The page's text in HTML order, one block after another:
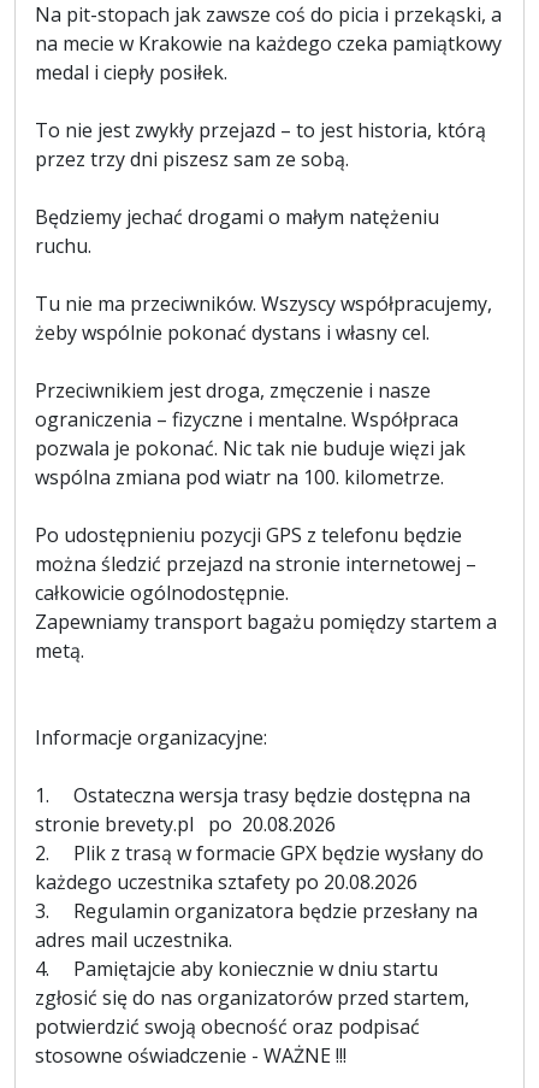
Na pit-stopach jak zawsze coś do picia i przekąski, a
na mecie w Krakowie na każdego czeka pamiątkowy
medal i ciepły posiłek.
To nie jest zwykły przejazd – to jest historia, którą
przez trzy dni piszesz sam ze sobą.
Będziemy jechać drogami o małym natężeniu
ruchu.
Tu nie ma przeciwników. Wszyscy współpracujemy,
żeby wspólnie pokonać dystans i własny cel.
Przeciwnikiem jest droga, zmęczenie i nasze
ograniczenia – fizyczne i mentalne. Współpraca
pozwala je pokonać. Nic tak nie buduje więzi jak
wspólna zmiana pod wiatr na 100. kilometrze.
Po udostępnieniu pozycji GPS z telefonu będzie
można śledzić przejazd na stronie internetowej –
całkowicie ogólnodostępnie.
Zapewniamy transport bagażu pomiędzy startem a
metą.
Informacje organizacyjne:
1. Ostateczna wersja trasy będzie dostępna na
stronie brevety.pl po 20.08.2026
2. Plik z trasą w formacie GPX będzie wysłany do
każdego uczestnika sztafety po 20.08.2026
3. Regulamin organizatora będzie przesłany na
adres mail uczestnika.
4. Pamiętajcie aby koniecznie w dniu startu
zgłosić się do nas organizatorów przed startem,
potwierdzić swoją obecność oraz podpisać
stosowne oświadczenie - WAŻNE !!!